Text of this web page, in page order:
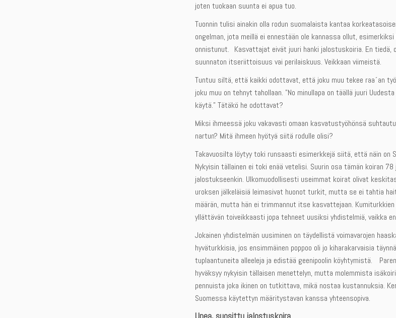
joten tuokaan suunta ei apua tuo.
Tuonnin tulisi ainakin olla rodun suomalaista kantaa
ongelman, jota meillä ei ennestään ole kannassa ollut,
onnistunut. Kasvattajat eivät juuri hanki jalostuskoiria. En tiedä,
suunnaton itseriittoisuus vai perilaiskuus. Veikkaan viimeistä.
Tuntuu siltä, että kaikki odottavat, että joku muu tekee raa´an
joku muu on tehnyt tahollaan. ”No minullapa on täällä juuri
käytä.” Tätäkö he odottavat?
Miksi ihmeessä joku vakavasti omaan kasvatustyöhönsä
nartun? Mitä ihmeen hyötyä siitä rodulle olisi?
Takavuosilta löytyy toki runsaasti esimerkkejä siitä, että näin
Nykyisin tällainen ei toki enää vetelisi. Suurin osa tämän koiran
jalostukseenkin. Ulkomuodollisesti useimmat koirat olivat
uroksen jälkeläisiä leimasivat huonot turkit, mutta se ei tahtia
määrän, mutta hän ei trimmannut itse kasvattejaan.
yllättävän toiveikkaasti jopa tehneet uusiksi yhdistelmiä, vaikka
Jokainen yhdistelmän uusiminen on täydellistä voimavarojen
hyväturkkisia, jos ensimmäinen poppoo oli jo kiharakarvaisia
tuplaantuneita alleeleja ja edistää geenipoolin köyhtymistä.
hyväksyy nykyisin tällaisen menettelyn, mutta molemmista
pennuista joka ikinen on tutkittava, mikä nostaa kustannuksia.
Suomessa käytettyn määritystavan kanssa yhteensopiva.